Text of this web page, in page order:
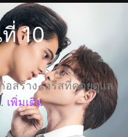
10
สร้าง เอรีสที่คอยดูแล
เพิ่มเติม